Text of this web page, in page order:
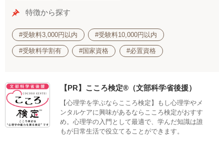
特徴から探す
#受験料3,000円以内 #受験料10,000円以内
#受験料学割有 #国家資格 #必置資格
【PR】こころ検定®（文部科学省後援）
【心理学を学ぶならこころ検定】もし心理学やメ
ンタルケアに興味があるならこころ検定がおすす
め。心理学の入門として最適で、学んだ知識は誰
もが日常生活で役立てることができます。